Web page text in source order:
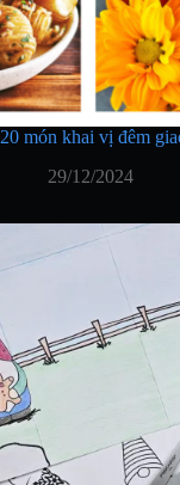
20 món khai vị đêm
29/12/2024